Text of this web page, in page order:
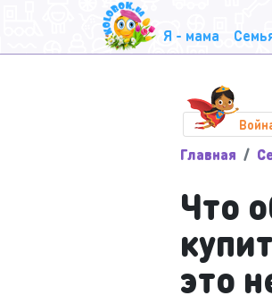
Я - мама
Главная
Что
это